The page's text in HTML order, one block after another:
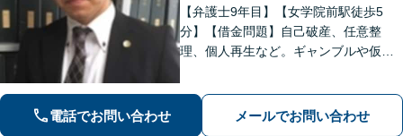
【弁護士9年目】【女学院前駅徒歩5
分】【借金問題】自己破産、任意整
理、個人再生など。ギャンブルや仮想
などご相談ください【夜間土日祝相談
可】【初回相談無料】【Zoom面談可】
電話でお問い合わせ メールでお問い合わせ